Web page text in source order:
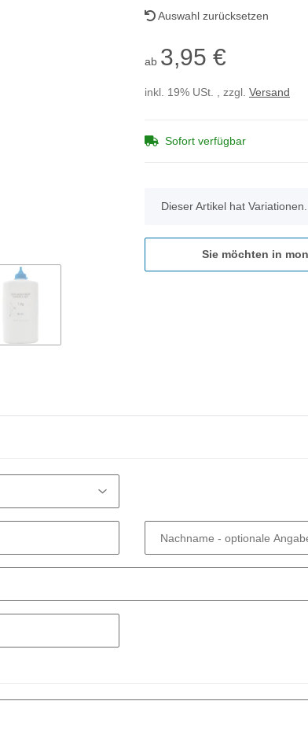
Auswahl zurücksetzen
ab 3,95 €
inkl. 19% USt. , zzgl. Versand
Sofort verfügbar
x
Dieser Artikel hat
Sie möchten in
Nachname - optionale